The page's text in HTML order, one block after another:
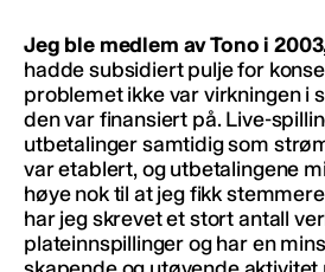
Jeg ble medlem av Tono i
hadde subsidiert pulje for
problemet ikke var virkningen i
den var finansiert på. Live-
utbetalinger samtidig som
var etablert, og utbetalingene
høye nok til at jeg fikk
har jeg skrevet et stort antall
plateinnspillinger og har en